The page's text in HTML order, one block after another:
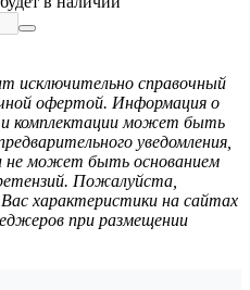
исключительно справочный
офертой. Информация о
и комплектации может быть
уведомления,
может быть основанием
Пожалуйста,
характеристики на сайтах
при размещении